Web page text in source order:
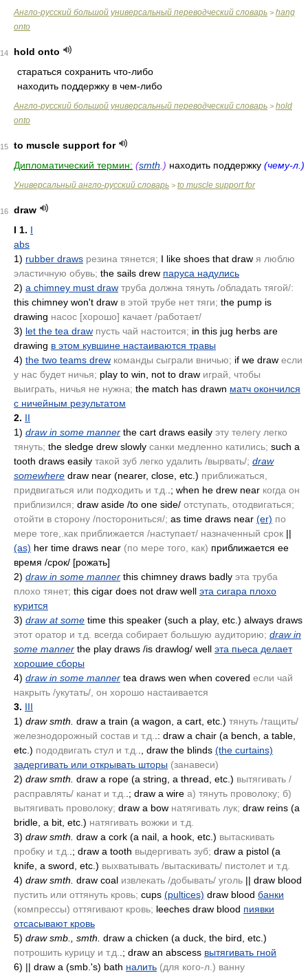
Англо-русский большой универсальный переводческий словарь > hang
onto
14
hold onto
стараться сохранить что-либо
находить поддержку в чем-либо
Англо-русский большой универсальный переводческий словарь > hold
onto
15
to muscle support for
Дипломатический термин: (smth .) находить поддержку (чему-л.)
Универсальный англо-русский словарь > to muscle support for
16
draw
I 1. I
abs
1) rubber draws резина тянется; I like shoes that draw я люблю
эластичную обувь; the sails drew паруса надулись
2) a chimney must draw труба должна тянуть /обладать тягой/:
this chimney won't draw в этой трубе нет тяги; the pump is
drawing насос [хорошо] качает /работает/
3) let the tea draw пусть чай настоится; in this jug herbs are
drawing в этом кувшине настаиваются травы
4) the two teams drew команды сыграли вничью; if we draw если
у нас будет ничья; play to win, not to draw играй, чтобы
выиграть, ничья не нужна; the match has drawn матч окончился
с ничейным результатом
2. II
1) draw in some manner the cart draws easily эту телегу легко
тянуть; the sledge drew slowly санки медленно катились; such a
tooth draws easily такой зуб легко удалить /вырвать/; draw
somewhere draw near (nearer, close, etc.) приближаться,
придвигаться или подходить и т.д.
.; when he drew near когда он
приблизился; draw aside /to one side/ отступать, отодвигаться;
отойти в сторону /посторониться/; as time draws near (er) по
мере тоге,.как приближается /наступает/ назначенный срок ||
(as) her time draws near (по мере того, как) приближается ее
время /срок/ [рожать]
2) draw in some manner this chimney draws badly эта труба
плохо тянет; this cigar does not draw well эта сигара плохо
курится
3) draw at some time this speaker (such a play, etc.) always draws
этот оратор и т.д. всегда собирает большую аудиторию; draw in
some manner the play draws /is drawlog/ well эта пьеса делает
хорошие сборы
4) draw in some manner tea draws wen when covered если чай
накрыть /укутать/, он хорошо настаивается
3. III
1) draw smth. draw a train (a wagon, a cart, etc.) тянуть /тащить/
железнодорожный состав и т.д.
.: draw a chair (a bench, a table,
etc.) пододвигать стул и т.д. ., draw the blinds (the curtains)
задергивать или открывать шторы (занавеси)
2) draw smth. draw a rope (a string, a thread, etc.) вытягивать /
расправлять/ канат и т.д.
.; draw a wire а) тянуть проволоку; б)
вытягивать проволоку; draw a bow натягивать лук; draw reins (a
bridle, a bit, etc.) натягивать вожжи и т.д.
3) draw smth. draw a cork (a nail, a hook, etc.) вытаскивать
пробку и т.д.
.; draw a tooth выдергивать зуб; draw a pistol (a
knife, a sword, etc.) выхватывать /вытаскивать/ пистолет и т.д.
4) draw smth. draw coal извлекать /добывать/ уголь || draw blood
пустить или оттянуть кровь; cups (pultices) draw blood банки
(компрессы) оттягивают кровь; leeches draw blood пиявки
отсасывают кровь
5) draw smb., smth. draw a chicken (a duck, the bird, etc.)
потрошить курицу и т.д.
.; draw an abscess вытягивать гной
6) || draw a (smb.'s) bath налить (для кого-л.) ванну